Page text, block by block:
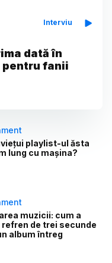
Interviu
dată în
pentru fanii
playlist-ul ăsta
lung cu mașina?
muzicii: cum a
refren de trei secunde
album întreg